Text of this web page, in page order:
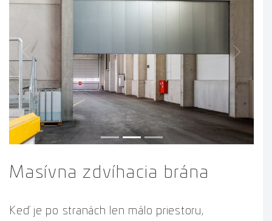
Previous Next
Masívna zdvíhacia brána
Keď je po stranách len málo priestoru,